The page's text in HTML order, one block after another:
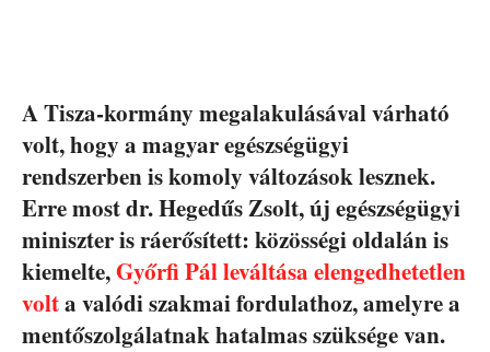
A Tisza-kormány megalakulásával várható
volt, hogy a magyar egészségügyi
rendszerben is komoly változások lesznek.
Erre most dr. Hegedűs Zsolt, új egészségügyi
miniszter is ráerősített: közösségi oldalán is
kiemelte,Győrfi Pál leváltása elengedhetetlen
volta valódi szakmai fordulathoz, amelyre a
mentőszolgálatnak hatalmas szüksége van.